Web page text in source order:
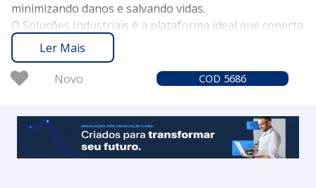
minimizando danos e salvando vidas.
O Soluções Industriais é a plataforma ideal que conecta
você aos melhores fornecedores de serviços de brigada
de incêndio. Atuando desde 2012, conquistamos a
confiança de mais de 1,6 milhão de compradores,
Considere solicitar um orçamento no Soluções
Industriais e avalie como uma brigada de incêndio bem
estruturada pode fortalecer a segurança da sua
Ler Mais
Novo
COD 5686